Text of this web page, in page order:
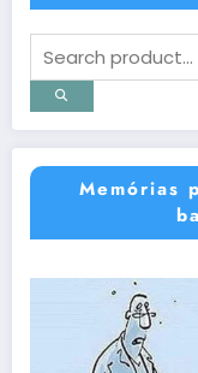
Memórias